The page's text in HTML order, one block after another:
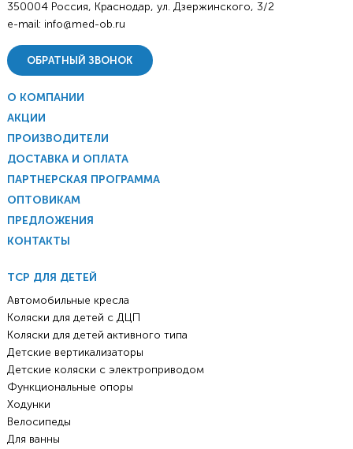
350004 Россия, Краснодар, ул. Дзержинского, 3/2
e-mail: info@med-ob.ru
ОБРАТНЫЙ ЗВОНОК
О КОМПАНИИ
АКЦИИ
ПРОИЗВОДИТЕЛИ
ДОСТАВКА И ОПЛАТА
ПАРТНЕРСКАЯ ПРОГРАММА
ОПТОВИКАМ
ПРЕДЛОЖЕНИЯ
КОНТАКТЫ
ТСР ДЛЯ ДЕТЕЙ
Автомобильные кресла
Коляски для детей с ДЦП
Коляски для детей активного типа
Детские вертикализаторы
Детские коляски с электроприводом
Функциональные опоры
Ходунки
Велосипеды
Для ванны